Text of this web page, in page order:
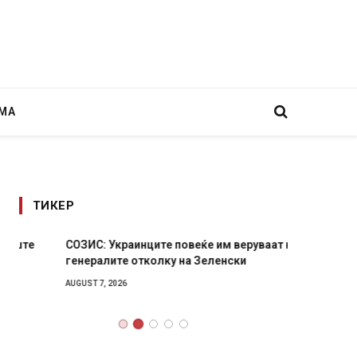
ТИКЕР
СОЗИС: Украинците повеќе им веруваат на
генералите отколку на Зеленски
AUGUST 7, 2026